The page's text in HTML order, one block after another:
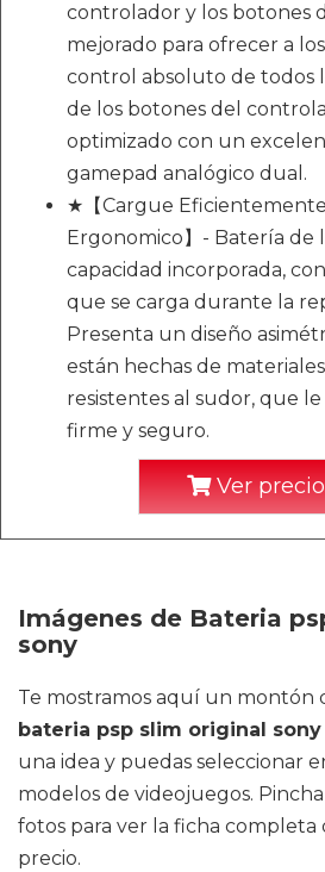
controlador y los botones
mejorado para ofrecer a
control absoluto de todos
de los botones del
optimizado con un
gamepad analógico dual.
★【Cargue
Ergonomico】- Batería de
capacidad incorporada,
que se carga durante la
Presenta un diseño
están hechas de
resistentes al sudor, que
firme y seguro.
Ver
Imágenes de Bateria
sony
Te mostramos aquí un montón
bateria psp slim original sony
una idea y puedas seleccionar
modelos de videojuegos.
fotos para ver la ficha
precio.